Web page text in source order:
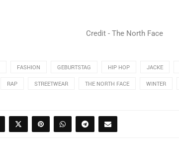
Credit - The North Face
FASHION GEBURTSTAG HIP HOP JACKE
RAP STREETWEAR THE NORTH FACE WINTER